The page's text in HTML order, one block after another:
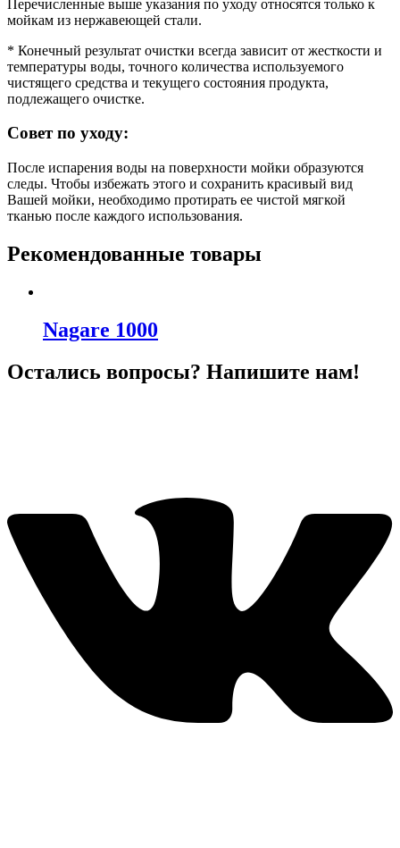
Перечисленные выше указания по уходу относятся только к
мойкам из нержавеющей стали.
* Конечный результат очистки всегда зависит от жесткости и
температуры воды, точного количества используемого
чистящего средства и текущего состояния продукта,
подлежащего очистке.
Совет по уходу:
После испарения воды на поверхности мойки образуются
следы. Чтобы избежать этого и сохранить красивый вид
Вашей мойки, необходимо протирать ее чистой мягкой
тканью после каждого использования.
Рекомендованные товары
Nagare 1000
Остались вопросы? Напишите нам!